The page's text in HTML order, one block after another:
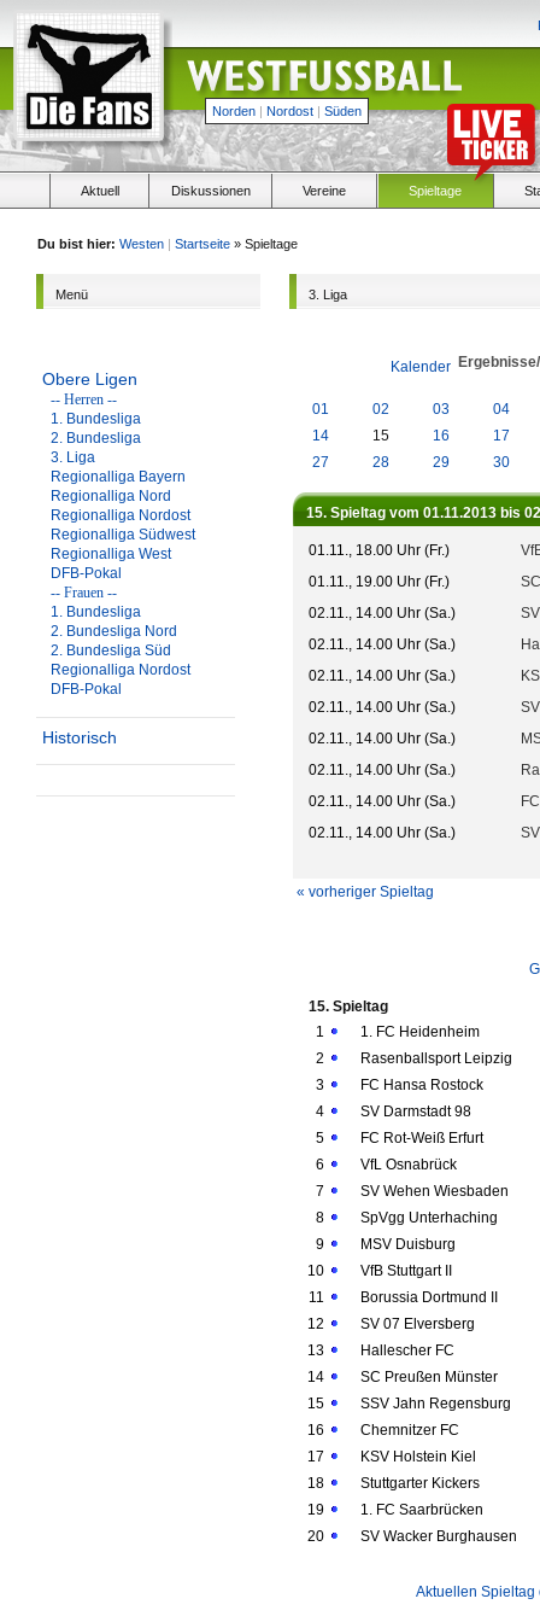
Norden | Nordost | Süden
Aktuell Diskussionen Vereine Spieltage
Du bist hier: Westen | Startseite » Spieltage
Menü
Obere Ligen
-- Herren --
1. Bundesliga
2. Bundesliga
3. Liga
Regionalliga Bayern
Regionalliga Nord
Regionalliga Nordost
Regionalliga Südwest
Regionalliga West
DFB-Pokal
-- Frauen --
1. Bundesliga
2. Bundesliga Nord
2. Bundesliga Süd
Regionalliga Nordost
DFB-Pokal
Historisch
3. Liga
Kalender
01 02 03
04
14
15 16
17
27
28 29 30
15. Spieltag vom 01.11.2013 bis
01.11., 18.00 Uhr (Fr.)
01.11., 19.00 Uhr (Fr.)
02.11., 14.00 Uhr (Sa.)
02.11., 14.00 Uhr (Sa.)
02.11., 14.00 Uhr (Sa.)
02.11., 14.00 Uhr (Sa.)
02.11., 14.00 Uhr (Sa.)
02.11., 14.00 Uhr (Sa.)
02.11., 14.00 Uhr (Sa.)
02.11., 14.00 Uhr (Sa.)
« vorheriger Spieltag
15. Spieltag
1
1. FC Heidenheim
2
Rasenballsport Leipzig
3
FC Hansa Rostock
4
SV Darmstadt 98
5
FC Rot-Weiß Erfurt
6
VfL Osnabrück
7
SV Wehen Wiesbaden
8
SpVgg Unterhaching
9
MSV Duisburg
10
VfB Stuttgart II
11
Borussia Dortmund II
12
SV 07 Elversberg
13
Hallescher FC
14
SC Preußen Münster
15
SSV Jahn Regensburg
16
Chemnitzer FC
17
KSV Holstein Kiel
18
Stuttgarter Kickers
19
1. FC Saarbrücken
20
SV Wacker Burghausen
Aktuellen Spieltag